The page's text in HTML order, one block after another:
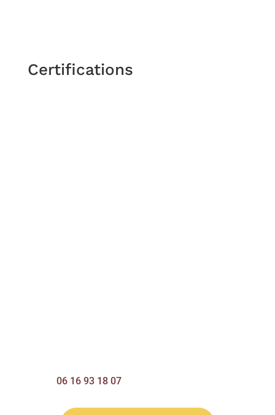
Certifications
06 16 93 18 07